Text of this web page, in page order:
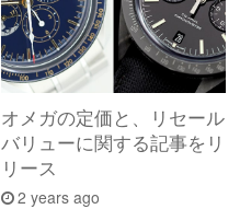
オメガの定価と、リセール
バリューに関する記事をリ
リース
2 years ago